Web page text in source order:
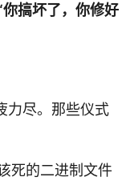
你搞坏了，你修好
尽。那些仪式
死的二进制文件